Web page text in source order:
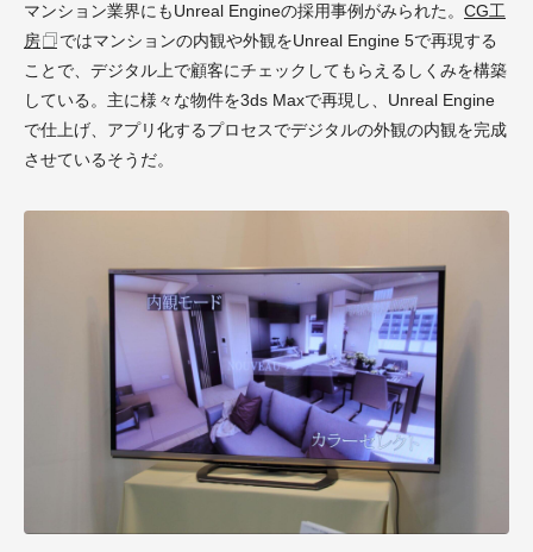
マンション業界にもUnreal Engineの採用事例がみられた。 CG工
房
ではマンションの内観や外観をUnreal Engine 5で再現する
ことで、デジタル上で顧客にチェックしてもらえるしくみを構築
している。主に様々な物件を3ds Maxで再現し、Unreal Engine
で仕上げ、アプリ化するプロセスでデジタルの外観の内観を完成
させているそうだ。